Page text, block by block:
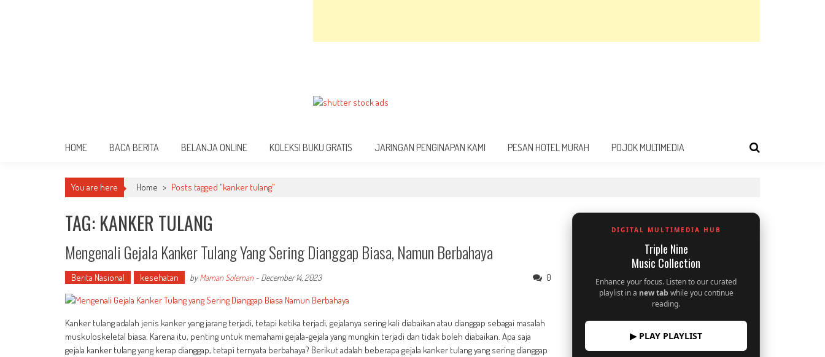
HOME BACA BERITA BELANJA ONLINE KOLEKSI BUKU GRATIS JARINGAN PENGINAPAN KAMI PESAN HOTEL MURAH POJOK MULTIMEDIA
You are here Home > Posts tagged "kanker tulang"
TAG: KANKER TULANG
Mengenali Gejala Kanker Tulang Yang Sering Dianggap Biasa, Namun Berbahaya
Berita Nasional kesehatan byMaman Soleman - December 14, 2023 0
Kanker tulang adalah jenis kanker yang jarang terjadi, tetapi ketika terjadi, gejalanya sering kali diabaikan atau dianggap sebagai masalah
muskuloskeletal biasa. Karena itu, penting untuk memahami gejala-gejala yang mungkin terjadi dan tidak boleh diabaikan. Apa saja
gejala kanker tulang yang kerap dianggap, tetapi ternyata berbahaya? Berikut adalah beberapa gejala kanker tulang yang sering dianggap
DIGITAL MULTIMEDIA HUB
Triple Nine
Music Collection
Enhance your focus. Listen to our curated
playlist in a new tab while you continue
reading.
▶ PLAY PLAYLIST